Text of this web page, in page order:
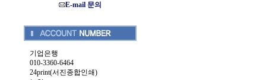
E-mail 문의
기업은행
010-3360-6464
24print(서진종합인쇄)